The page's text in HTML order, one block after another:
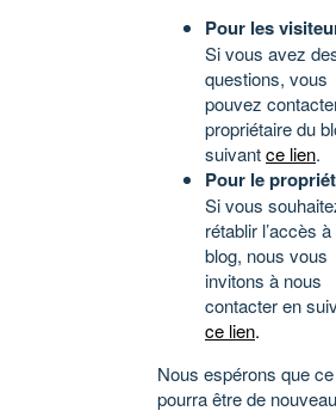
Pour les
Si vous avez
questions, vous
pouvez
propriétaire du
suivantce lien.
Pour le
Si vous
rétablir l’accès
blog, nous vous
invitons à nous
contacter en
ce lien.
Nous espérons que
pourra être de nouveau